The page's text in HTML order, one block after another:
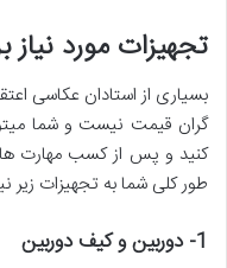
تجهیزات مورد
بسیاری از استادان عکاسی
گران قیمت نیست و شما
کنید و پس از کسب مهارت ها
طور کلی شما به تجهیزات زیر
1- دوربین و کیف دوربین